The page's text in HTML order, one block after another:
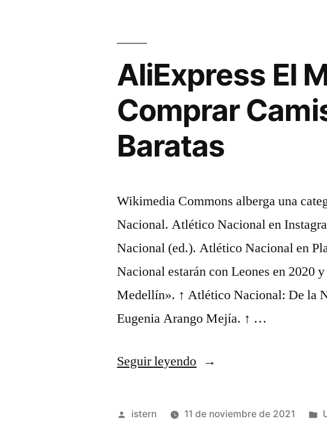
AliExpress El
Comprar
Baratas
Wikimedia Commons alberga una
Nacional. Atlético Nacional en
Nacional (ed.). Atlético Nacional en
Nacional estarán con Leones en 2020
Medellín». ↑ Atlético Nacional: De la
Eugenia Arango Mejía. ↑ …
Seguir leyendo«AliExpress
Mejor
Publicado
istern 11 de noviembre de 2021